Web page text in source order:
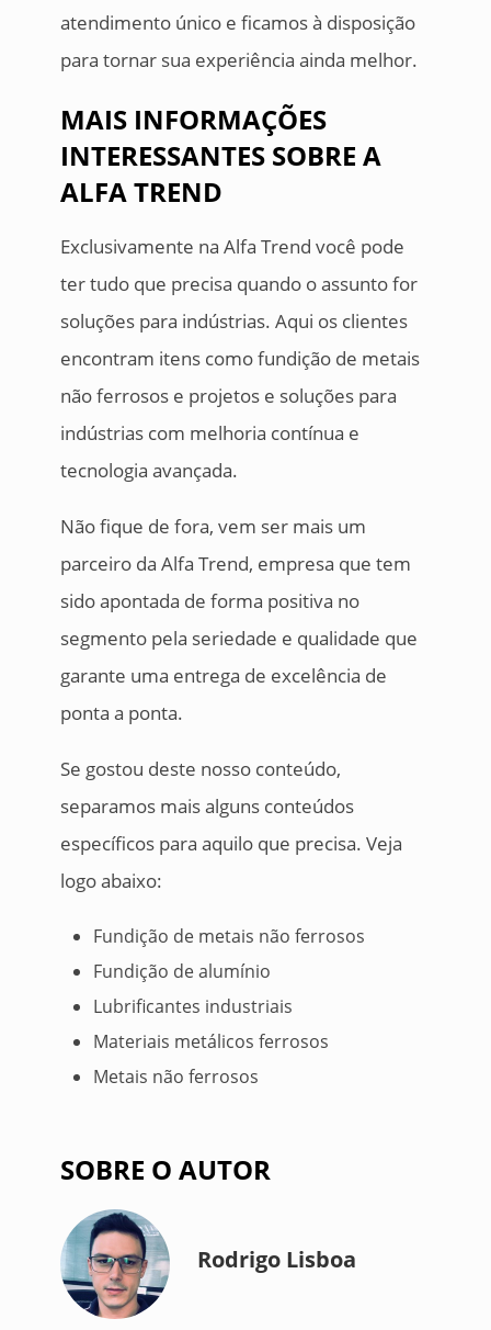
atendimento único e ficamos à disposição
para tornar sua experiência ainda melhor.
MAIS INFORMAÇÕES
INTERESSANTES SOBRE A
ALFA TREND
Exclusivamente na Alfa Trend você pode
ter tudo que precisa quando o assunto for
soluções para indústrias. Aqui os clientes
encontram itens como fundição de metais
não ferrosos e projetos e soluções para
indústrias com melhoria contínua e
tecnologia avançada.
Não fique de fora, vem ser mais um
parceiro da Alfa Trend, empresa que tem
sido apontada de forma positiva no
segmento pela seriedade e qualidade que
garante uma entrega de excelência de
ponta a ponta.
Se gostou deste nosso conteúdo,
separamos mais alguns conteúdos
específicos para aquilo que precisa. Veja
logo abaixo:
Fundição de metais não ferrosos
Fundição de alumínio
Lubrificantes industriais
Materiais metálicos ferrosos
Metais não ferrosos
SOBRE O AUTOR
Rodrigo Lisboa